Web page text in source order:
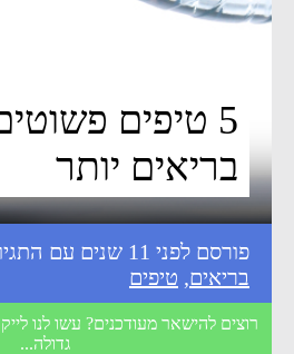
5 טיפים
בריאים יותר
פורסם לפני 11 שנים עם התגיות
בריאים, טיפים
רוצים להישאר מעודכנים? עשו לנו
גדולה...